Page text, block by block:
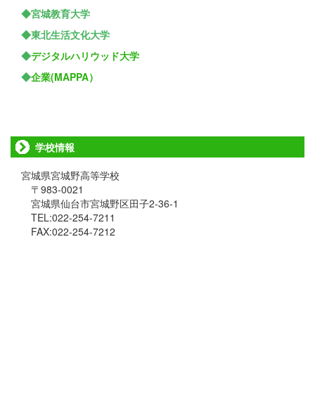
◆宮城教育大学
◆東北生活文化大学
◆デジタルハリウッド大学
◆企業(MAPPA）
学校情報
宮城県宮城野高等学校
〒983-0021
宮城県仙台市宮城野区田子2-36-1
TEL:022-254-7211
FAX:022-254-7212